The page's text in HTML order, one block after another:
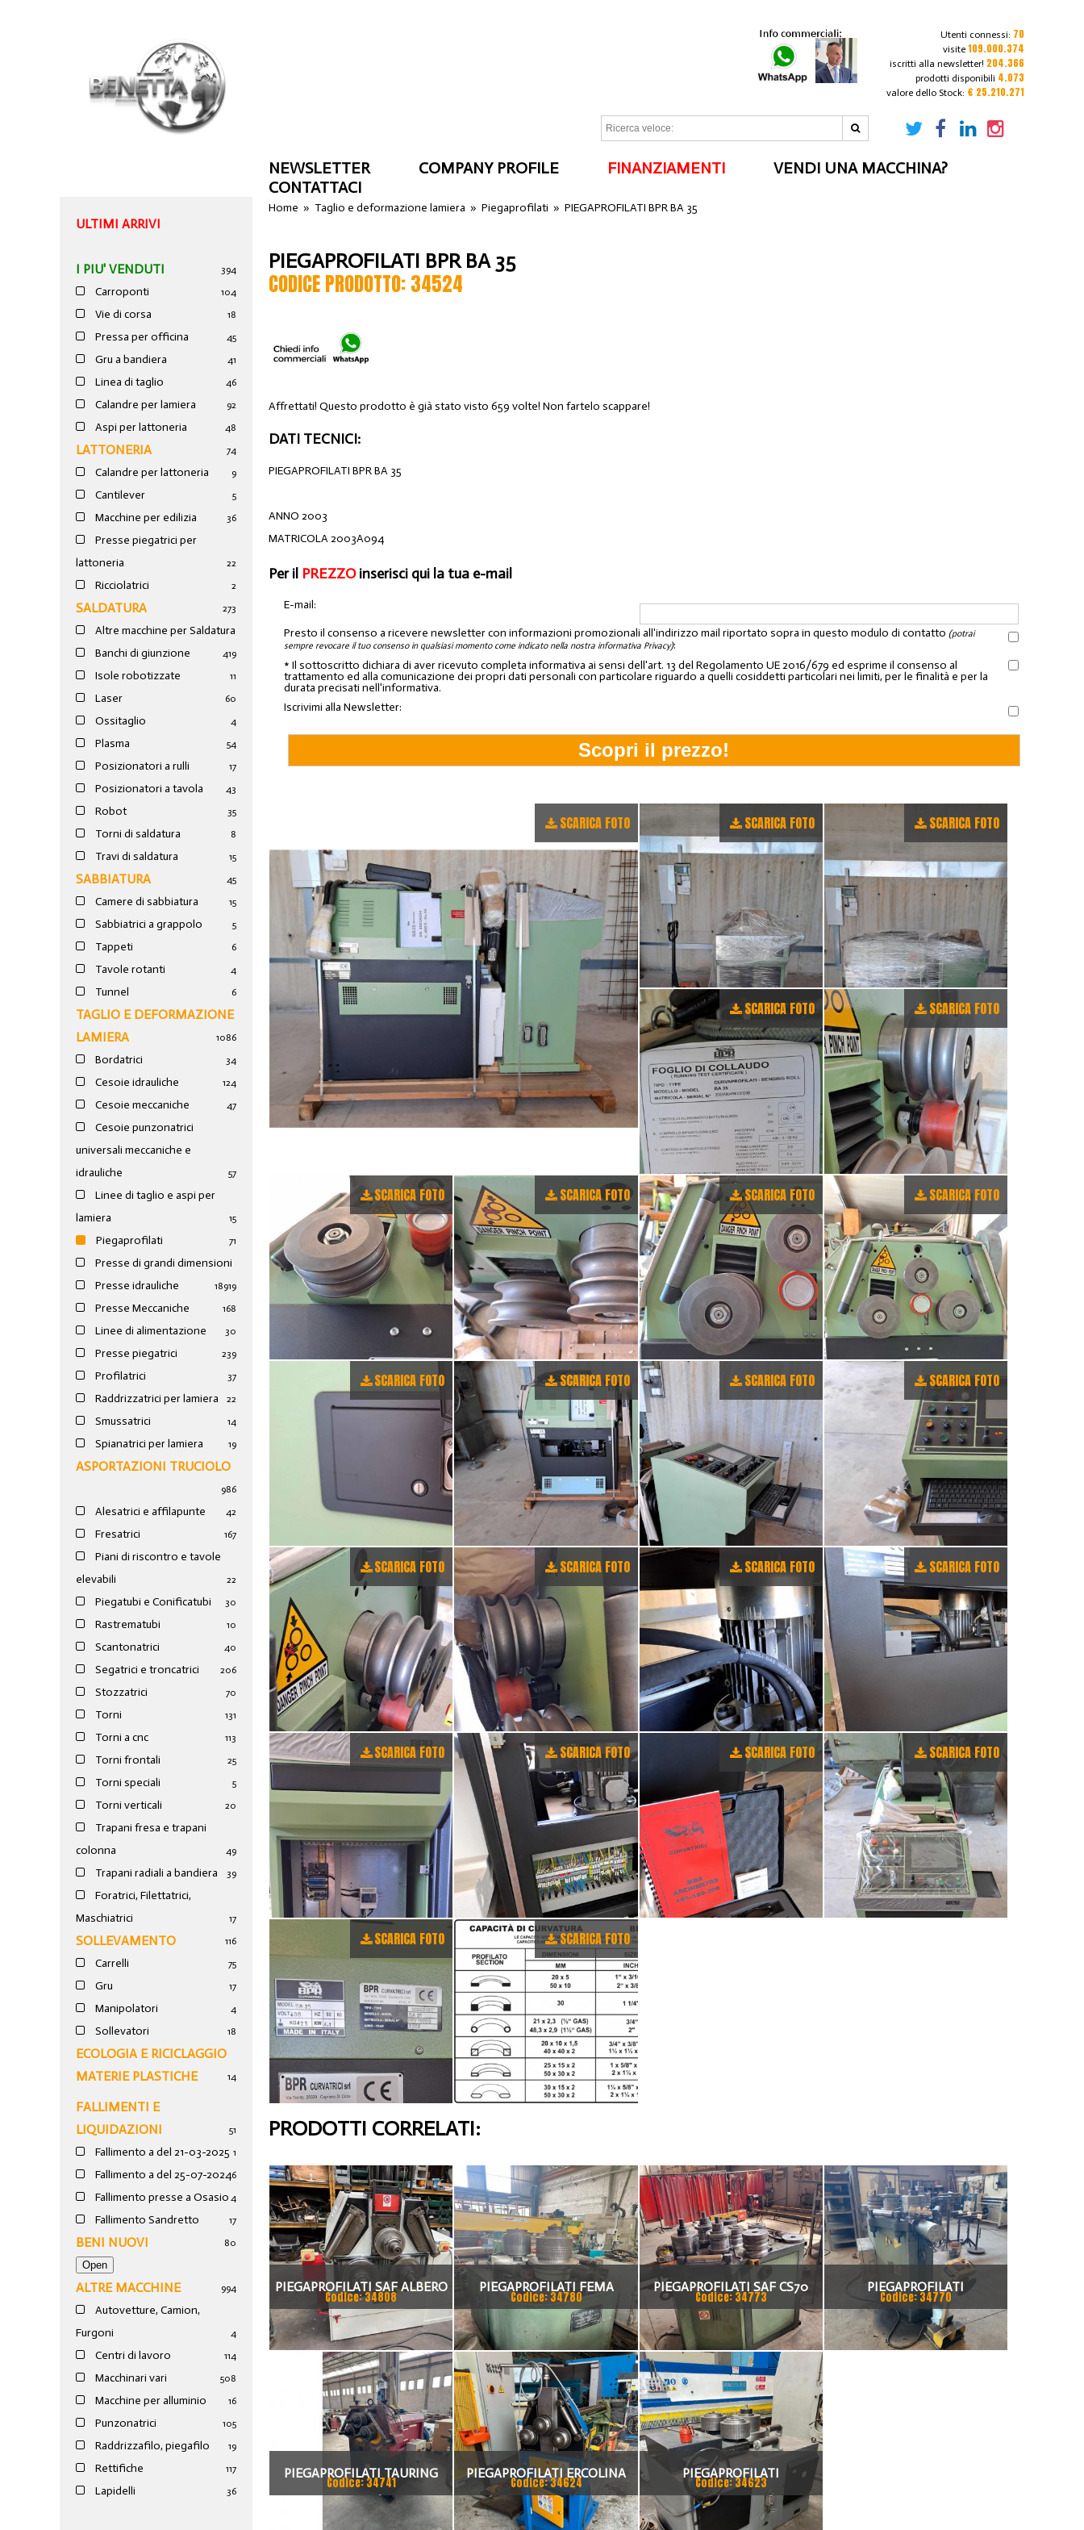
Utenti connessi: 70
visite 109.000.374
iscritti alla newsletter! 204.366
prodotti disponibili 4.073
valore dello Stock: € 25.210.271
NEWSLETTER COMPANY PROFILE FINANZIAMENTI
VENDI UNA MACCHINA?
CONTATTACI
ULTIMI ARRIVI
I PIU' VENDUTI 394
Carroponti 104
Vie di corsa 18
Pressa per officina 45
Gru a bandiera 41
Linea di taglio 46
Calandre per lamiera 92
Aspi per lattoneria 48
LATTONERIA 74
Calandre per lattoneria 9
Cantilever 5
Macchine per edilizia 36
Presse piegatrici per
lattoneria
22
Ricciolatrici 2
SALDATURA 273
Altre macchine per Saldatura
19
Banchi di giunzione 4
Isole robotizzate 11
Laser 60
Ossitaglio 4
Plasma 54
Posizionatori a rulli 17
Posizionatori a tavola 43
Robot 35
Torni di saldatura 8
Travi di saldatura 15
SABBIATURA 45
Camere di sabbiatura 15
Sabbiatrici a grappolo 5
Tappeti 6
Tavole rotanti 4
Tunnel 6
TAGLIO E DEFORMAZIONE
LAMIERA
1086
Bordatrici 34
Cesoie idrauliche 124
Cesoie meccaniche 47
Cesoie punzonatrici
universali meccaniche e
idrauliche
57
Linee di taglio e aspi per
lamiera
15
Piegaprofilati 71
Presse di grandi dimensioni
19
Presse idrauliche 189
Presse Meccaniche 168
Linee di alimentazione 30
Presse piegatrici 239
Profilatrici 37
Raddrizzatrici per lamiera 22
Smussatrici 14
Spianatrici per lamiera 19
ASPORTAZIONI TRUCIOLO
986
Alesatrici e affilapunte 42
Fresatrici 167
Piani di riscontro e tavole
elevabili
22
Piegatubi e Conificatubi 30
Rastrematubi 10
Scantonatrici 40
Segatrici e troncatrici 206
Stozzatrici 70
Torni 131
Torni a cnc 113
Torni frontali 25
Torni speciali 5
Torni verticali 20
Trapani fresa e trapani
colonna
49
Trapani radiali a bandiera 39
Foratrici, Filettatrici,
Maschiatrici
17
SOLLEVAMENTO 116
Carrelli 75
Gru 17
Manipolatori 4
Sollevatori 18
ECOLOGIA E RICICLAGGIO
MATERIE PLASTICHE
14
FALLIMENTI E
LIQUIDAZIONI
51
Fallimento a del 21-03-2025 1
Fallimento a del 25-07-20246
Fallimento presse a Osasio 4
Fallimento Sandretto 17
BENI NUOVI 80
ALTRE MACCHINE 994
Autovetture, Camion,
Furgoni
4
Centri di lavoro 114
Macchinari vari 508
Macchine per alluminio 16
Punzonatrici 105
Raddrizzafilo, piegafilo 19
Rettifiche 117
Lapidelli 36
Home » Taglio e deformazione lamiera »Piegaprofilati »PIEGAPROFILATI BPR BA 35
PIEGAPROFILATI BPR BA 35
CODICE PRODOTTO: 34524
Affrettati! Questo prodotto è già stato visto 659 volte! Non fartelo scappare!
DATI TECNICI:
PIEGAPROFILATI BPR BA 35
ANNO 2003
MATRICOLA 2003A094
Per il PREZZOinserisci qui la tua e-mail
E-mail:
Presto il consenso a ricevere newsletter con informazioni promozionali all'indirizzo mail riportato sopra in questo modulo di contatto (potrai
sempre revocare il tuo consenso in qualsiasi momento come indicato nella nostra informativa Privacy):
* Il sottoscritto dichiara di aver ricevuto completa informativa ai sensi dell'art. 13 del Regolamento UE 2016/679 ed esprime il consenso al
trattamento ed alla comunicazione dei propri dati personali con particolare riguardo a quelli cosiddetti particolari nei limiti, per le finalità e per la
durata precisati nell'informativa.
Iscrivimi alla Newsletter:
SCARICA FOTO SCARICA FOTO SCARICA FOTO
SCARICA FOTO SCARICA FOTO
SCARICA FOTO SCARICA FOTO SCARICA FOTO SCARICA FOTO
SCARICA FOTO SCARICA FOTO SCARICA FOTO SCARICA FOTO
SCARICA FOTO SCARICA FOTO SCARICA FOTO SCARICA FOTO
SCARICA FOTO SCARICA FOTO SCARICA FOTO SCARICA FOTO
SCARICA FOTO SCARICA FOTO
PRODOTTI CORRELATI:
PIEGAPROFILATI SAF ALBERO
80MM
Codice: 34808
PIEGAPROFILATI FEMA
Codice: 34780
PIEGAPROFILATI SAF CS70
HD9
Codice: 34773
PIEGAPROFILATI
Codice: 34770
PIEGAPROFILATI TAURING
ALFA 60/H2
Codice: 34741
PIEGAPROFILATI ERCOLINA
ECO40M2
Codice: 34624
PIEGAPROFILATI
Codice: 34623